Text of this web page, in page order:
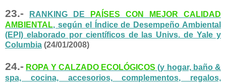
23.- RANKING DE
PAÍSES CON MEJOR CALIDAD
AMBIENTAL, según el Índice de Desempeño Ambiental
(EPI) elaborado por científicos de las Univs. de Yale y
Columbia (24/01/2008)
24.- ROPA Y CALZADO ECOLÓGICOS (y hogar, baño &
spa, cocina, accesorios, complementos, regalos,